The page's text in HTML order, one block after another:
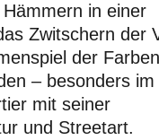
in einer
Zwitschern der
der
– besonders im
mit seiner
und Streetart.